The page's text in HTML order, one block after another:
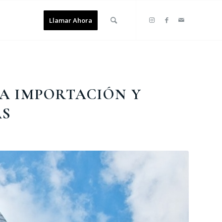
Llamar Ahora
IMPORTACIÓN Y